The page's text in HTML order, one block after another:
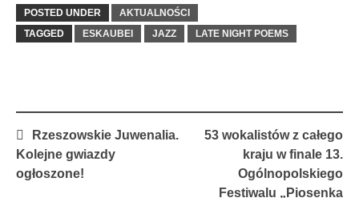
POSTED UNDER
AKTUALNOŚCI
TAGGED
ESKAUBEI JAZZ LATE NIGHT POEMS
Post
navigation
Rzeszowskie Juwenalia.
Kolejne gwiazdy
ogłoszone!
53 wokalistów z całego
kraju w finale 13.
Ogólnopolskiego
Festiwalu „Piosenka